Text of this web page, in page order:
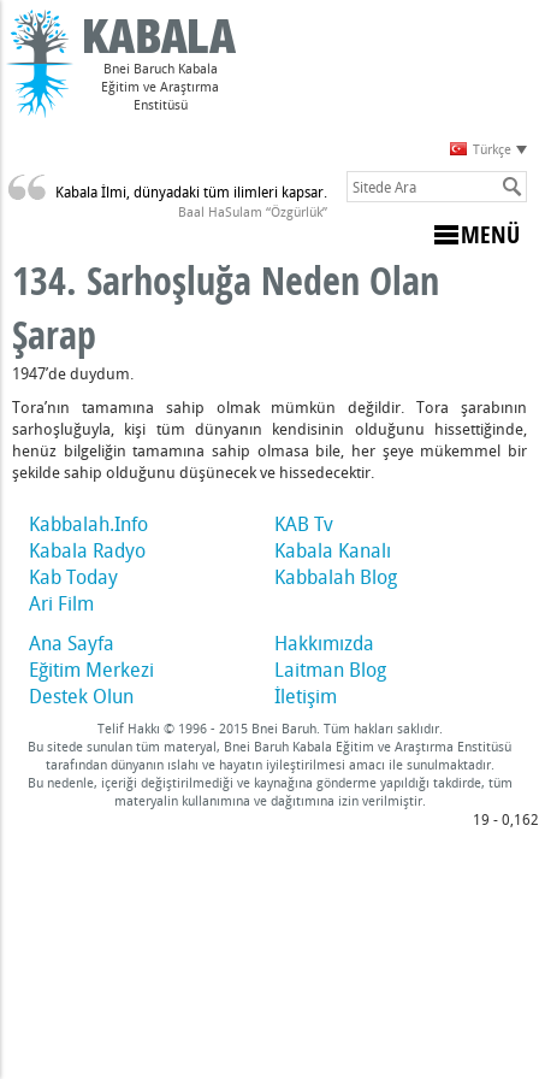
Bnei Baruch Kabala
Eğitim ve Araştırma
Enstitüsü
Türkçe
Kabala İlmi, dünyadaki tüm ilimleri kapsar.
Baal HaSulam “Özgürlük”
MENÜ
Yaradan'ın Huzurunda İlga Ederken Hissettiği Ağırlığın
Uyanıştır ve Neden Aşağıdan Gelen Bir Uyanışa İhtiyacımız
Nedir?
Doğa Haline Gelir” Nedir?
Ahra'nın Gölgesi Arasındaki Fark Nedir?
Aklını Geliştiren Üç Şey Nedir?
Nedir?
Nedir?
ve Efendinin Gecesi Nedir?
Olarak Adlandırılması Ne Anlama Gelir?
134. Sarhoşluğa Neden Olan
Şarap
1947’de duydum.
Tora’nın tamamına sahip olmak mümkün değildir. Tora şarabının
sarhoşluğuyla, kişi tüm dünyanın kendisinin olduğunu hissettiğinde,
henüz bilgeliğin tamamına sahip olmasa bile, her şeye mükemmel bir
şekilde sahip olduğunu düşünecek ve hissedecektir.
Kabbalah.Info
KAB Tv
Kabala Radyo
Kabala Kanalı
Kab Today
Kabbalah Blog
Ari Film
Ana Sayfa
Hakkımızda
Eğitim Merkezi
Laitman Blog
Destek Olun
İletişim
Telif Hakkı © 1996 - 2015 Bnei Baruh. Tüm hakları saklıdır.
Bu sitede sunulan tüm materyal, Bnei Baruh Kabala Eğitim ve Araştırma Enstitüsü
tarafından dünyanın ıslahı ve hayatın iyileştirilmesi amacı ile sunulmaktadır.
Bu nedenle, içeriği değiştirilmediği ve kaynağına gönderme yapıldığı takdirde, tüm
materyalin kullanımına ve dağıtımına izin verilmiştir.
19 - 0,162